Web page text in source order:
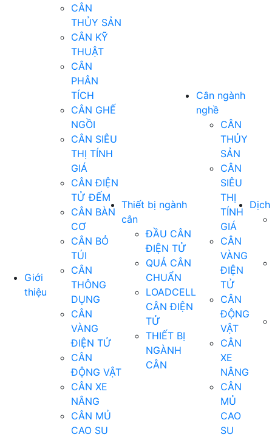
Giới
thiệu
CÂN
THỦY SẢN
CÂN KỸ
THUẬT
CÂN
PHÂN
TÍCH
CÂN GHẾ
NGỒI
CÂN SIÊU
THỊ TÍNH
GIÁ
CÂN ĐIỆN
TỬ ĐẾM
CÂN BÀN
CƠ
CÂN BỎ
TÚI
CÂN
THÔNG
DỤNG
CÂN
VÀNG
ĐIỆN TỬ
CÂN
ĐỘNG VẬT
CÂN XE
NÂNG
CÂN MỦ
CAO SU
Thiết bị ngành
cân
ĐẦU CÂN
ĐIỆN TỬ
QUẢ CÂN
CHUẨN
LOADCELL
CÂN ĐIỆN
TỬ
THIẾT BỊ
NGÀNH
CÂN
Cân ngành
nghề
CÂN
THỦY
SẢN
CÂN
SIÊU
THỊ
TÍNH
GIÁ
CÂN
VÀNG
ĐIỆN
TỬ
CÂN
ĐỘNG
VẬT
CÂN
XE
NÂNG
CÂN
MỦ
CAO
SU